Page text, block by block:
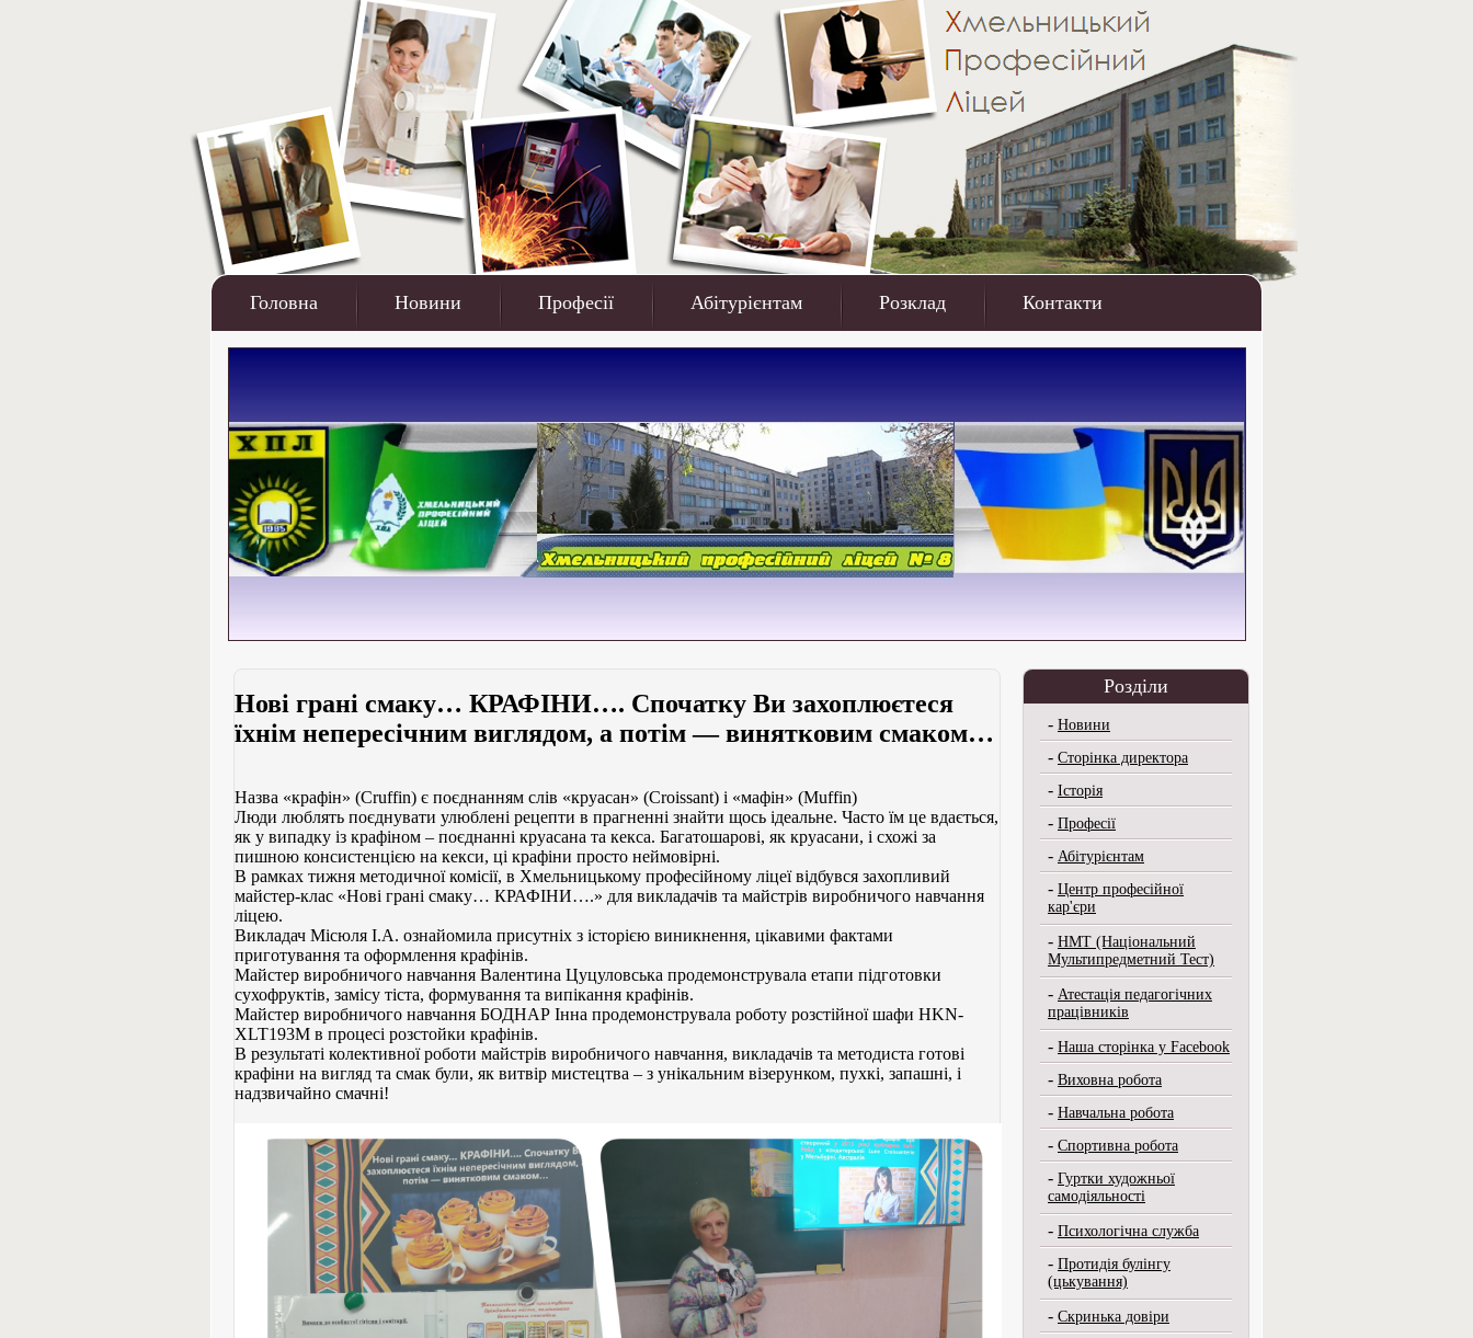
Головна Новини Професії Абітурієнтам Розклад Контакти
Hові грані смаку… КРАФІНИ…. Спочатку Ви захоплюєтеся
їхнім непересічним виглядом, а потім — винятковим смаком…
Назва «крафін» (Cruffin) є поєднанням слів «круасан» (Croissant) і «мафін» (Muffin)
Люди люблять поєднувати улюблені рецепти в прагненні знайти щось ідеальне. Часто їм це вдається,
як у випадку із крафіном – поєднанні круасана та кекса. Багатошарові, як круасани, і схожі за
пишною консистенцією на кекси, ці крафіни просто неймовірні.
В рамках тижня методичної комісії, в Хмельницькому професійному ліцеї відбувся захопливий
майстер-клас «Hові грані смаку… КРАФІНИ….» для викладачів та майстрів виробничого навчання
ліцею.
Викладач Місюля І.А. ознайомила присутніх з історією виникнення, цікавими фактами
приготування та оформлення крафінів.
Майстер виробничого навчання Валентина Цуцуловська продемонструвала етапи підготовки
сухофруктів, замісу тіста, формування та випікання крафінів.
Майстер виробничого навчання БОДНАР Інна продемонструвала роботу розстійної шафи HKN-
XLT193M в процесі розстойки крафінів.
В результаті колективної роботи майстрів виробничого навчання, викладачів та методиста готові
крафіни на вигляд та смак були, як витвір мистецтва – з унікальним візерунком, пухкі, запашні, і
надзвичайно смачні!
Розділи
- Новини
- Сторінка директора
- Історія
- Професії
- Абітурієнтам
- Центр професійної
кар'єри
- НМТ (Національний
Мультипредметний Тест)
- Атестація педагогічних
працівників
- Наша сторінка у Facebook
- Виховна робота
- Навчальна робота
- Спортивна робота
- Гуртки художньої
самодіяльності
- Психологічна служба
- Протидія булінгу
(цькування)
- Скринька довіри